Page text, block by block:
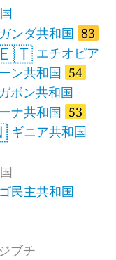
ンダ共和国 83
エチオピア
ン共和国 54
ガボン共和国
ナ共和国 53
ギニア共和国
民主共和国
ジブチ